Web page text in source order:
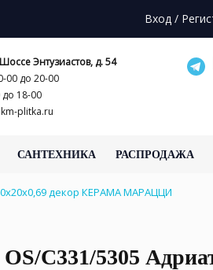
Вход /
Энтузиастов, д. 54
00 до 20-00
до 18-00
plitka.ru
САНТЕХНИКА РАСПРОДАЖА
декор КЕРАМА МАРАЦЦИ
OS/C331/5305